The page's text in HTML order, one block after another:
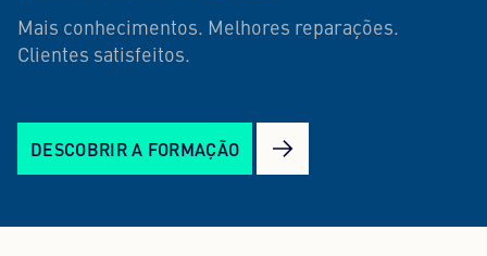
Mais conhecimentos. Melhores reparações.
Clientes satisfeitos.
DESCOBRIR A FORMAÇÃO